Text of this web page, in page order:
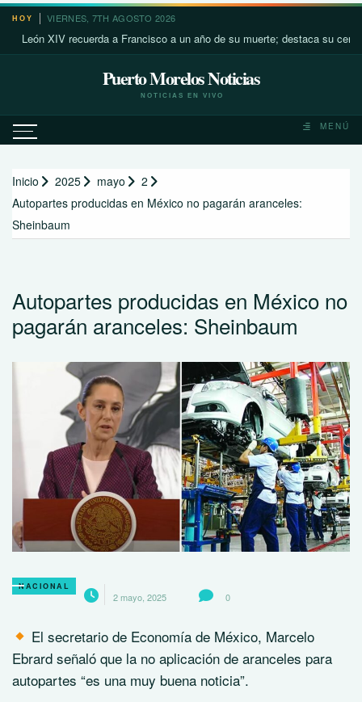
Saltar
contenido
HOY VIERNES, 7TH AGOSTO 2026
XIV recuerda a Francisco a un año de su muerte; destaca su cercanía
Puerto Morelos Noticias
NOTICIAS EN VIVO
MENÚ
Inicio 2025 mayo
2
Autopartes producidas en México no pagarán aranceles:
Sheinbaum
Autopartes producidas en México no
pagarán aranceles: Sheinbaum
NACIONAL
2 mayo, 2025 0
El secretario de Economía de México, Marcelo
Ebrard señaló que la no aplicación de aranceles para
autopartes “es una muy buena noticia”.